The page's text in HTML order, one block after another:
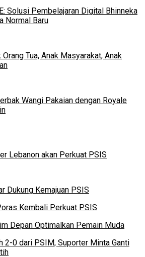
Solusi Pembelajaran Digital Bhinneka
Normal Baru
Orang Tua, Anak Masyarakat, Anak
Wangi Pakaian dengan Royale
Lebanon akan Perkuat PSIS
Dukung Kemajuan PSIS
Kembali Perkuat PSIS
Depan Optimalkan Pemain Muda
2-0 dari PSIM, Suporter Minta Ganti